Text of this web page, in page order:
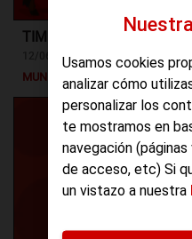
TIME-LAPSE INIMITABLE
12/06/2017
MUNDO PEPE
Usamos cookies
analizar cómo
personalizar los
te mostramos en
navegación
de acceso, etc) Si
un vistazo a nuestra